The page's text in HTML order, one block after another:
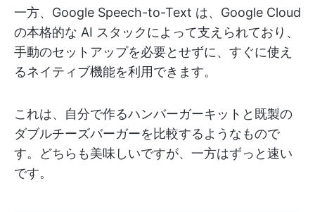
一方、Google Speech-to-Text は、Google Cloud
の本格的な AI スタックによって支えられており、
手動のセットアップを必要とせずに、すぐに使え
るネイティブ機能を利用できます。
これは、自分で作るハンバーガーキットと既製の
ダブルチーズバーガーを比較するようなもので
す。どちらも美味しいですが、一方はずっと速い
です。